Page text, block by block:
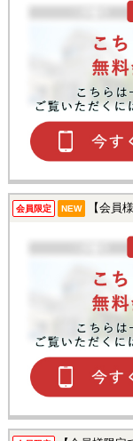
会員限定 NEW 【会員